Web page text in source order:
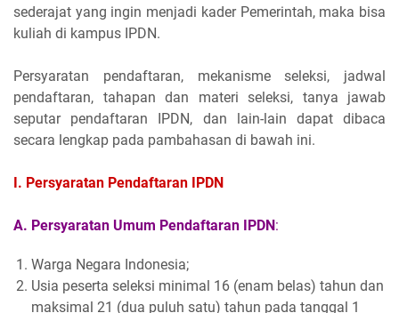
sederajat yang ingin menjadi kader Pemerintah, maka bisa
kuliah di kampus IPDN.
Persyaratan pendaftaran, mekanisme seleksi, jadwal
pendaftaran, tahapan dan materi seleksi, tanya jawab
seputar pendaftaran IPDN, dan lain-lain dapat dibaca
secara lengkap pada pambahasan di bawah ini.
I. Persyaratan Pendaftaran IPDN
A. Persyaratan Umum Pendaftaran IPDN:
Warga Negara Indonesia;
Usia peserta seleksi minimal 16 (enam belas) tahun dan
maksimal 21 (dua puluh satu) tahun pada tanggal 1